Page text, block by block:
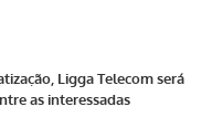
Ligga Telecom será
as interessadas